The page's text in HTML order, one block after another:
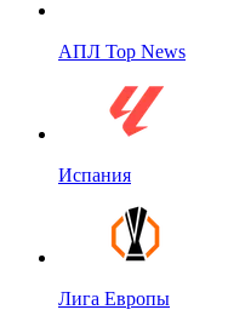
АПЛ Top News
Испания
Лига Европы